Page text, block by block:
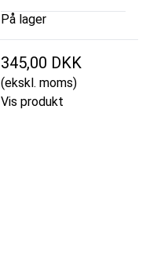
På lager
345,00 DKK
(ekskl. moms)
Vis produkt